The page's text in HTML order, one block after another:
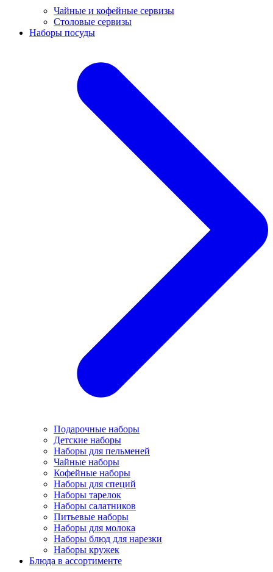
Чайные и кофейные сервизы
Столовые сервизы
Наборы посуды
Подарочные наборы
Детские наборы
Наборы для пельменей
Чайные наборы
Кофейные наборы
Наборы для специй
Наборы тарелок
Наборы салатников
Питьевые наборы
Наборы для молока
Наборы блюд для нарезки
Наборы кружек
Блюда в ассортименте